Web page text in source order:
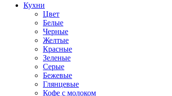
Кухни
Цвет
Белые
Черные
Желтые
Красные
Зеленые
Серые
Бежевые
Глянцевые
Кофе с молоком